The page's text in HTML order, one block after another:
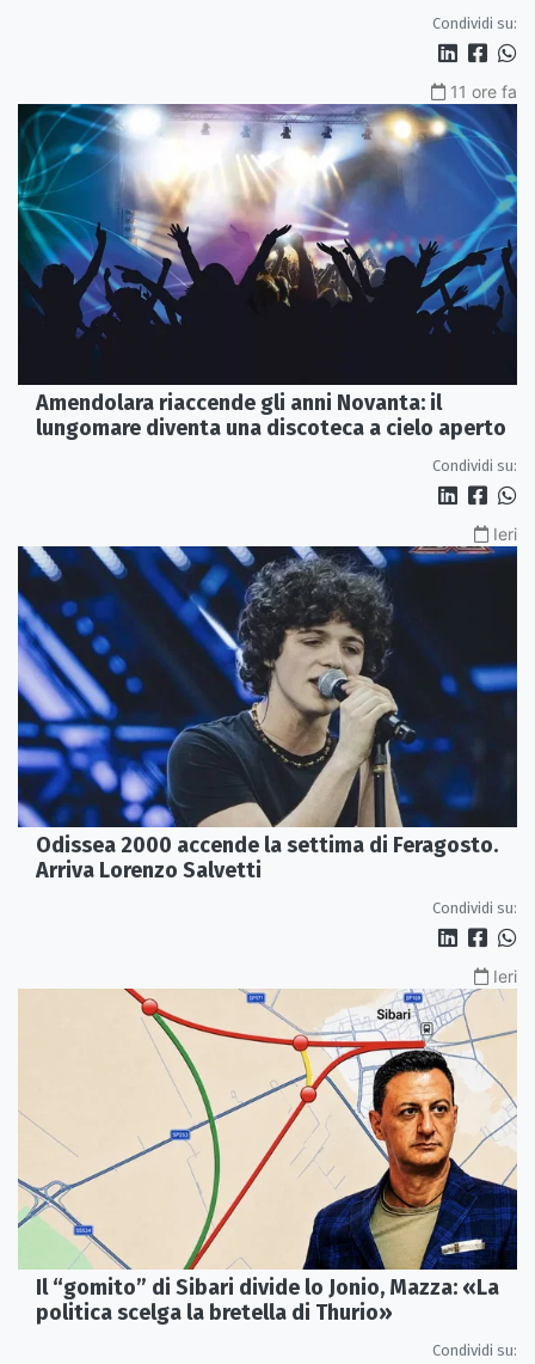
Condividi su:
11 ore fa
Amendolara riaccende gli anni Novanta: il
lungomare diventa una discoteca a cielo aperto
Condividi su:
Ieri
Odissea 2000 accende la settima di Feragosto.
Arriva Lorenzo Salvetti
Condividi su:
Ieri
Il “gomito” di Sibari divide lo Jonio, Mazza: «La
politica scelga la bretella di Thurio»
Condividi su: